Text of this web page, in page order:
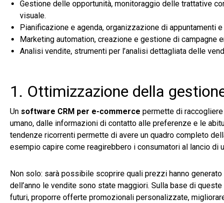
Gestione delle opportunità, monitoraggio delle trattative
visuale. ​
Pianificazione e agenda, organizzazione di appuntamenti
Marketing automation, creazione e gestione di campagne
Analisi vendite, strumenti per l’analisi dettagliata delle
1. Ottimizzazione della
Un software CRM per e-commerce permette di
umano, dalle informazioni di contatto alle preferenze e le
tendenze ricorrenti permette di avere un quadro completo
esempio capire come reagirebbero i consumatori al lancio di
Non solo: sarà possibile scoprire quali prezzi hanno
dell’anno le vendite sono state maggiori. Sulla base di
futuri, proporre offerte promozionali personalizzate,